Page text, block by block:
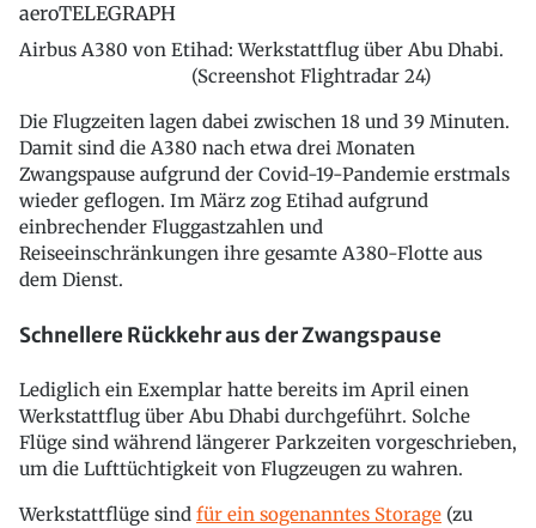
aeroTELEGRAPH
Airbus A380 von Etihad: Werkstattflug über Abu Dhabi.
(Screenshot Flightradar 24)
Die Flugzeiten lagen dabei zwischen 18 und 39 Minuten.
Damit sind die A380 nach etwa drei Monaten
Zwangspause aufgrund der Covid-19-Pandemie erstmals
wieder geflogen. Im März zog Etihad aufgrund
einbrechender Fluggastzahlen und
Reiseeinschränkungen ihre gesamte A380-Flotte aus
dem Dienst.
Schnellere Rückkehr aus der Zwangspause
Lediglich ein Exemplar hatte bereits im April einen
Werkstattflug über Abu Dhabi durchgeführt. Solche
Flüge sind während längerer Parkzeiten vorgeschrieben,
um die Lufttüchtigkeit von Flugzeugen zu wahren.
Werkstattflüge sind für ein sogenanntes Storage (zu